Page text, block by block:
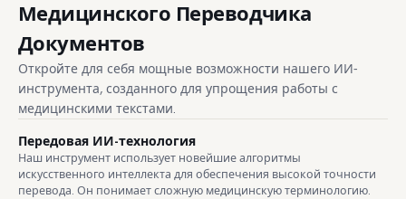
Медицинского Переводчика
Документов
Откройте для себя мощные возможности нашего ИИ-
инструмента, созданного для упрощения работы с
медицинскими текстами.
Передовая ИИ-технология
Наш инструмент использует новейшие алгоритмы
искусственного интеллекта для обеспечения высокой точности
перевода. Он понимает сложную медицинскую терминологию.